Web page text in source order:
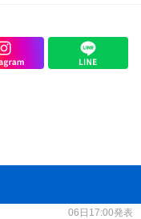
06日17:00発表